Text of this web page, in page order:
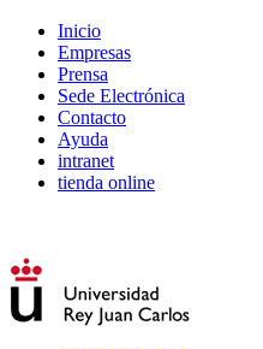
Inicio
Empresas
Prensa
Sede Electrónica
Contacto
Ayuda
intranet
tienda online